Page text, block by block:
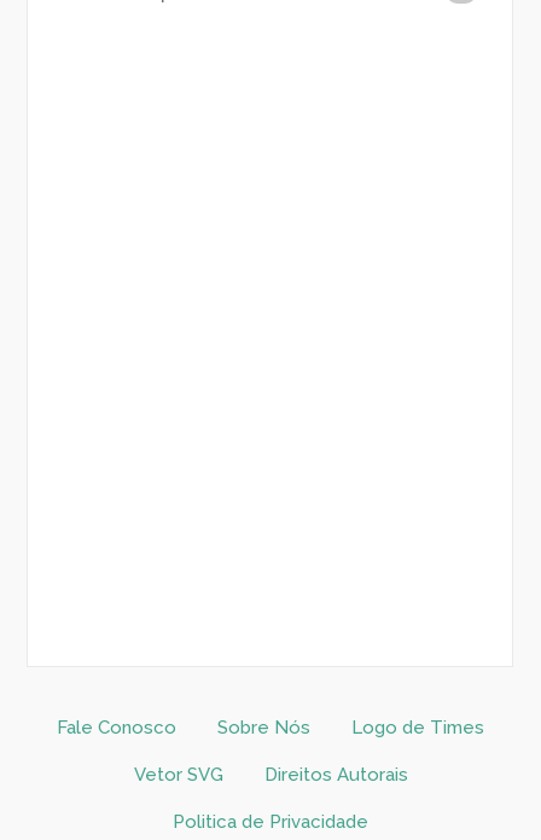
Fale Conosco Sobre Nós Logo de Times
Vetor SVG Direitos Autorais
Politica de Privacidade